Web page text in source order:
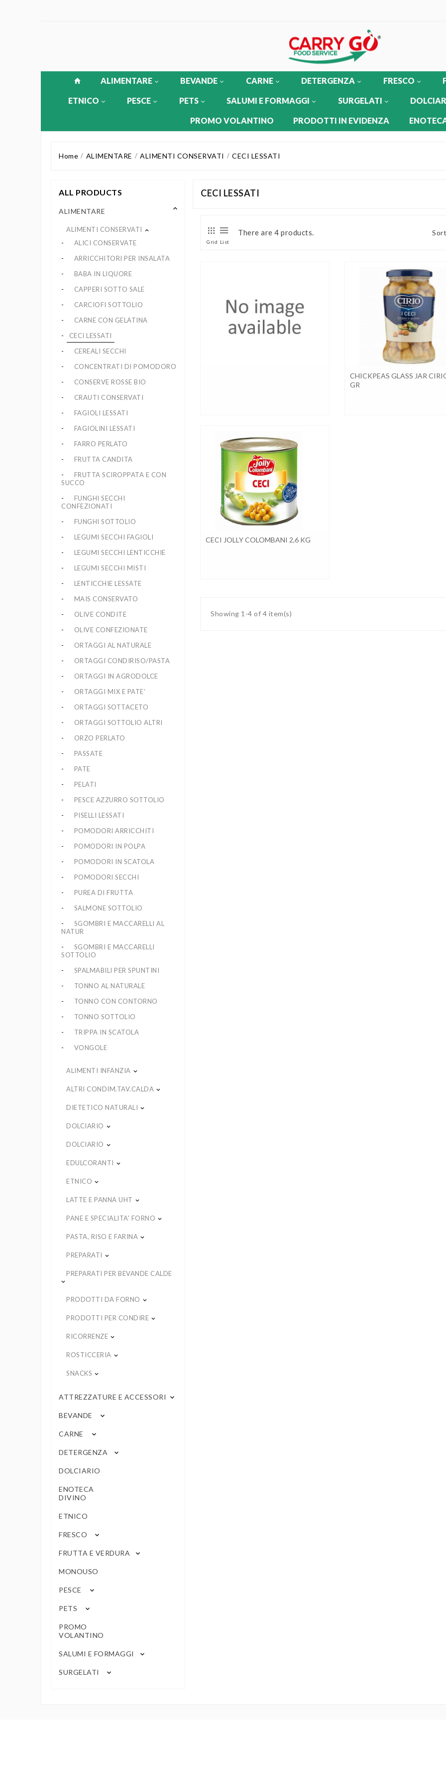
ALIMENTARE BEVANDE CARNE DETERGENZA FRESCO
ETNICO PESCE PETS SALUMI E FORMAGGI SURGELATI
PROMO VOLANTINO PRODOTTI IN EVIDENZA
Home ALIMENTARE ALIMENTI CONSERVATI CECI LESSATI
ALL PRODUCTS
ALIMENTARE keyboard_arrow_up
ALIMENTI CONSERVATI keyboard_arrow_up
ALICI CONSERVATE
ARRICCHITORI PER INSALATA
BABA IN LIQUORE
CAPPERI SOTTO SALE
CARCIOFI SOTTOLIO
CARNE CON GELATINA
CECI LESSATI
CEREALI SECCHI
CONCENTRATI DI POMODORO
CONSERVE ROSSE BIO
CRAUTI CONSERVATI
FAGIOLI LESSATI
FAGIOLINI LESSATI
FARRO PERLATO
FRUTTA CANDITA
FRUTTA SCIROPPATA E CON
SUCCO
FUNGHI SECCHI
CONFEZIONATI
FUNGHI SOTTOLIO
LEGUMI SECCHI FAGIOLI
LEGUMI SECCHI LENTICCHIE
LEGUMI SECCHI MISTI
LENTICCHIE LESSATE
MAIS CONSERVATO
OLIVE CONDITE
OLIVE CONFEZIONATE
ORTAGGI AL NATURALE
ORTAGGI CONDIRISO/PASTA
ORTAGGI IN AGRODOLCE
ORTAGGI MIX E PATE'
ORTAGGI SOTTACETO
ORTAGGI SOTTOLIO ALTRI
ORZO PERLATO
PASSATE
PATE
PELATI
PESCE AZZURRO SOTTOLIO
PISELLI LESSATI
POMODORI ARRICCHITI
POMODORI IN POLPA
POMODORI IN SCATOLA
POMODORI SECCHI
PUREA DI FRUTTA
SALMONE SOTTOLIO
SGOMBRI E MACCARELLI AL
NATUR
SGOMBRI E MACCARELLI
SOTTOLIO
SPALMABILI PER SPUNTINI
TONNO AL NATURALE
TONNO CON CONTORNO
TONNO SOTTOLIO
TRIPPA IN SCATOLA
VONGOLE
ALIMENTI INFANZIA keyboard_arrow_down
ALTRI CONDIM.TAV.CALDA keyboard_arrow_down
DIETETICO NATURALI keyboard_arrow_down
DOLCIARIO keyboard_arrow_down
DOLCIARIO keyboard_arrow_down
EDULCORANTI keyboard_arrow_down
ETNICO keyboard_arrow_down
LATTE E PANNA UHT keyboard_arrow_down
PANE E SPECIALITA' FORNO keyboard_arrow_down
PASTA, RISO E FARINA keyboard_arrow_down
PREPARATI keyboard_arrow_down
PREPARATI PER BEVANDE CALDE
keyboard_arrow_down
PRODOTTI DA FORNO keyboard_arrow_down
PRODOTTI PER CONDIRE keyboard_arrow_down
RICORRENZE keyboard_arrow_down
ROSTICCERIA keyboard_arrow_down
SNACKS keyboard_arrow_down
ATTREZZATURE E ACCESSORI keyboard_arrow_down
BEVANDE keyboard_arrow_down
CARNE keyboard_arrow_down
DETERGENZA keyboard_arrow_down
DOLCIARIO
ENOTECA
DIVINO
ETNICO
FRESCO keyboard_arrow_down
FRUTTA E VERDURA keyboard_arrow_down
MONOUSO
PESCE keyboard_arrow_down
PETS keyboard_arrow_down
PROMO
VOLANTINO
SALUMI E FORMAGGI keyboard_arrow_down
SURGELATI keyboard_arrow_down
CECI LESSATI
Grid List
There are 4 products.
CHICKPEAS GLASS JAR
GR
CECI JOLLY COLOMBANI 2,6 KG
Showing 1-4 of 4 item(s)